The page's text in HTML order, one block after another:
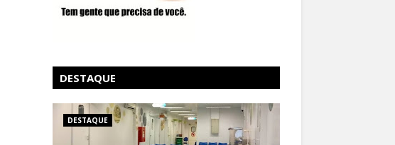
DESTAQUE
DESTAQUE